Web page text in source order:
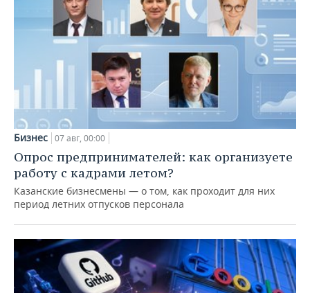
Бизнес 07 авг, 00:00
Опрос предпринимателей: как организуете
работу с кадрами летом?
Казанские бизнесмены — о том, как проходит для них
период летних отпусков персонала